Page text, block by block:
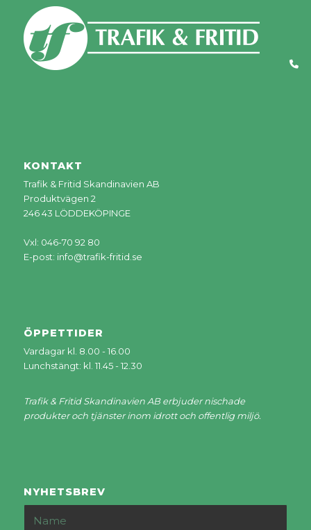
KONTAKT
Trafik & Fritid Skandinavien AB
Produktvägen 2
246 43 LÖDDEKÖPINGE
Vxl: 046-70 92 80
E-post: info@trafik-fritid.se
ÖPPETTIDER
Vardagar kl. 8.00 - 16.00
Lunchstängt: kl. 11.45 - 12.30
Trafik & Fritid Skandinavien AB erbjuder nischade
produkter och tjänster inom idrott och offentlig miljö.
NYHETSBREV